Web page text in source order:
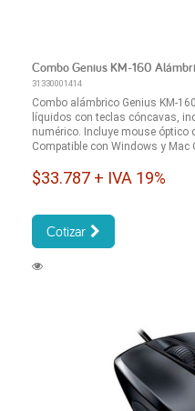
Combo Genius KM-160
31330001414
Combo alámbrico Genius KM-
líquidos con teclas cóncavas,
numérico. Incluye mouse óptico
Compatible con Windows y Mac
$33.787 + IVA 19%
Cotizar